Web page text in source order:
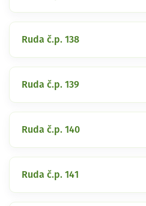
Ruda č.p. 138
Ruda č.p. 139
Ruda č.p. 140
Ruda č.p. 141